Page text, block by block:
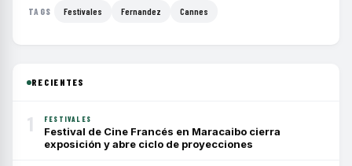
TAGS Festivales Fernandez Cannes
RECIENTES
1 FESTIVALES
Festival de Cine Francés en Maracaibo cierra
exposición y abre ciclo de proyecciones